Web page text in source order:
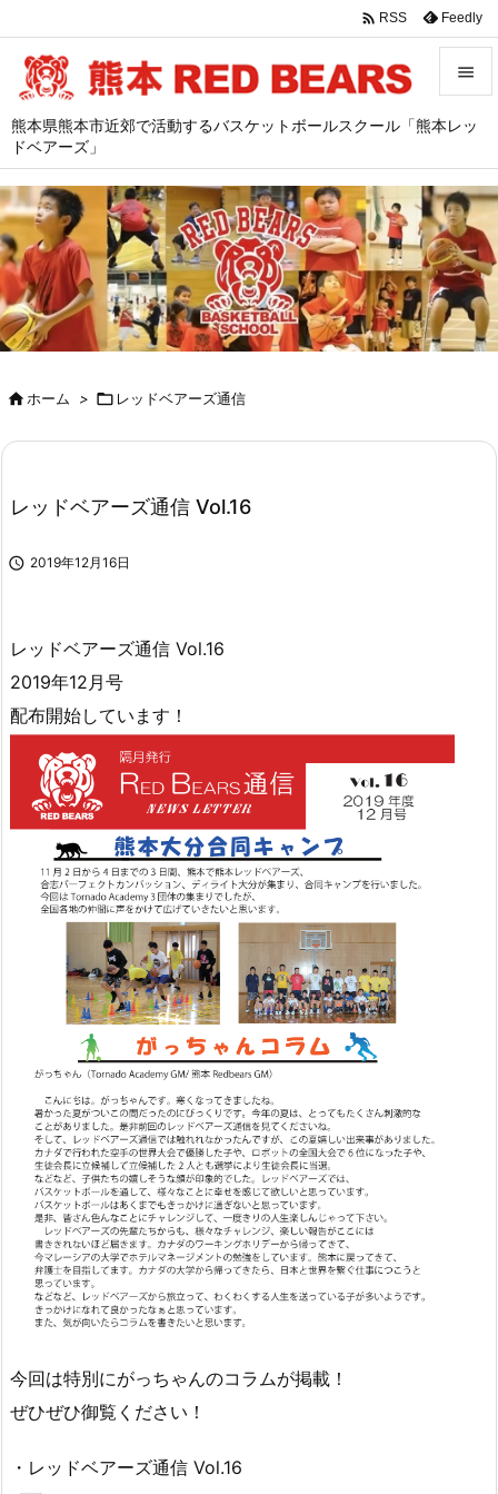
熊本県熊本市近郊で活動するバスケットボールスクール「熊本レッ
ドベアーズ」



サイド

前へ

次へ

 RSS Feedly
ホーム >  レッドベアーズ通信
レッドベアーズ通信 Vol.16
 2019年12月16日
レッドベアーズ通信 Vol.16
2019年12月号
配布開始しています！
今回は特別にがっちゃんのコラムが掲載！
ぜひぜひ御覧ください！
・レッドベアーズ通信 Vol.16